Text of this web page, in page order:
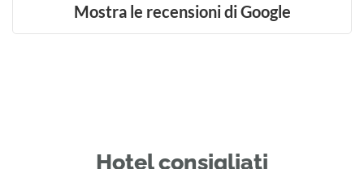
Mostra le recensioni di Google
Hotel consigliati